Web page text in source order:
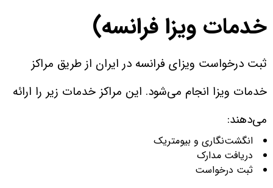
خدمات ویزا فرانسه)
ثبت درخواست ویزای فرانسه در ایران از طریق مراکز
خدمات ویزا انجام می‌شود. این مراکز خدمات زیر را ارائه
می‌دهند:
انگشت‌نگاری و بیومتریک
دریافت مدارک
ثبت درخواست